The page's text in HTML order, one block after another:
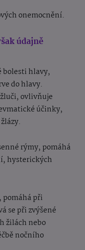
onemocnění.
údajně
bolesti hlavy,
do hlavy.
ovlivňuje
účinky,
rýmy, pomáhá
hysterických
pomáhá při
se při zvýšené
žilách nebo
nočního